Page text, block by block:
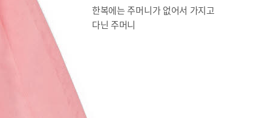
한복에는 주머니가 없어서 가지고
다닌 주머니